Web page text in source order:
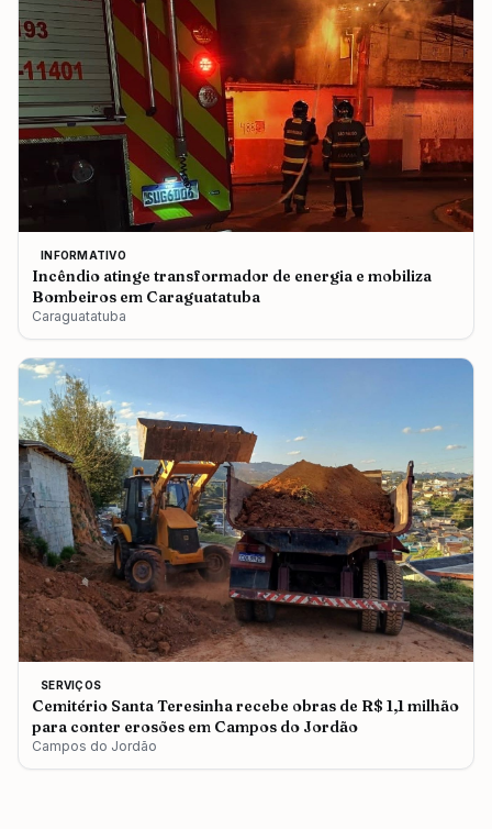
INFORMATIVO
Incêndio atinge transformador de energia e mobiliza
Bombeiros em Caraguatatuba
Caraguatatuba
SERVIÇOS
Cemitério Santa Teresinha recebe obras de R$ 1,1 milhão
para conter erosões em Campos do Jordão
Campos do Jordão